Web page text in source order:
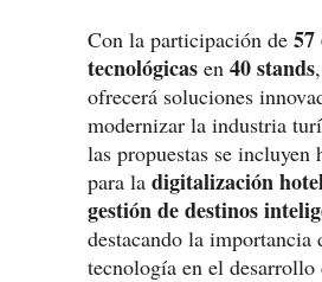
Con la participación de 57
tecnológicas en 40 stands
ofrecerá soluciones
modernizar la industria
las propuestas se incluyen
para la digitalización
gestión de destinos
destacando la importancia
tecnología en el